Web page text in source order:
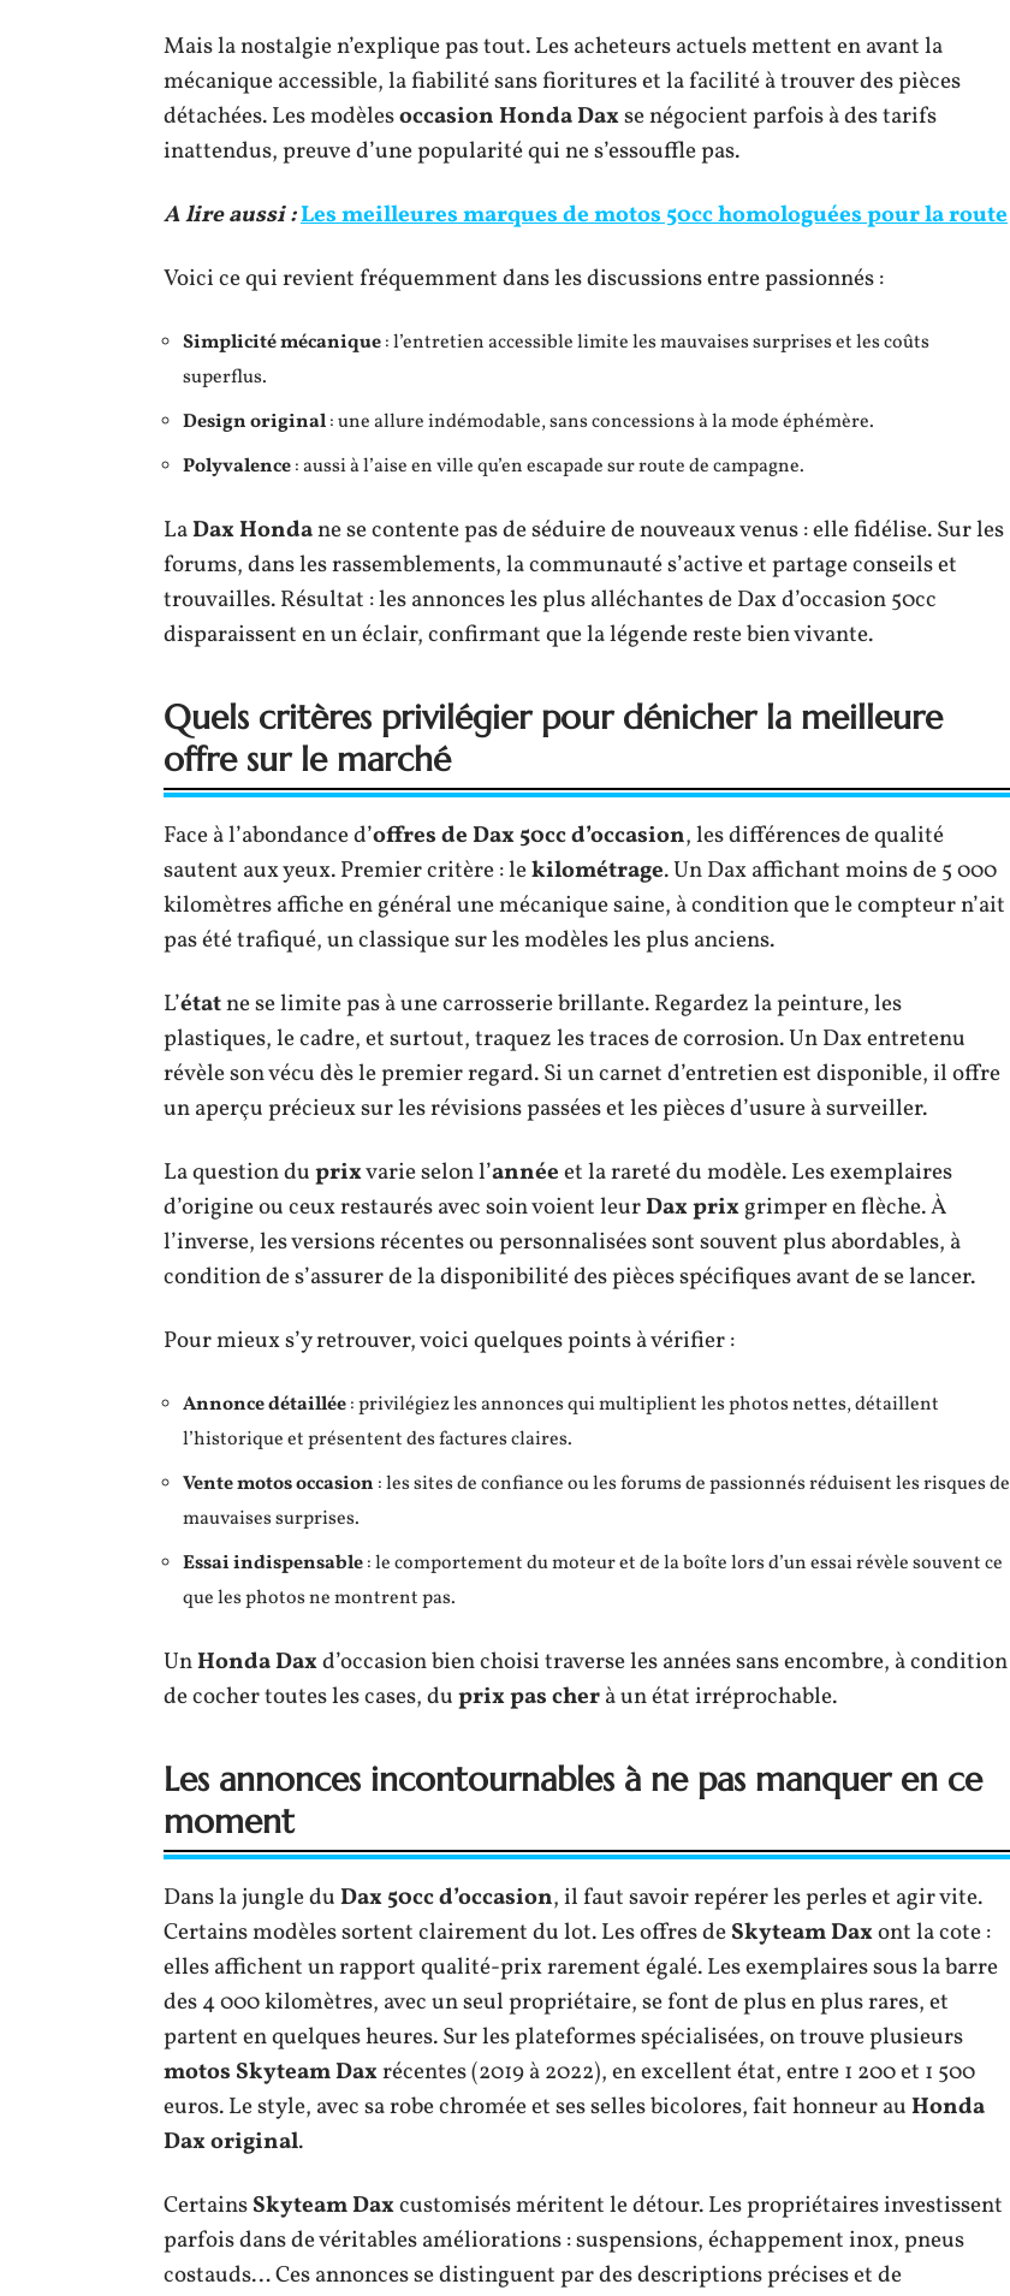
Mais la nostalgie n’explique pas tout. Les acheteurs actuels mettent en avant la
mécanique accessible, la fiabilité sans fioritures et la facilité à trouver des pièces
détachées. Les modèlesoccasion Honda Daxse négocient parfois à des tarifs
inattendus, preuve d’une popularité qui ne s’essouffle pas.
A lire aussi :Les meilleures marques de motos 50cc homologuées pour la route
Voici ce qui revient fréquemment dans les discussions entre passionnés :
Simplicité mécanique: l’entretien accessible limite les mauvaises surprises et les coûts
superflus.
Design original: une allure indémodable, sans concessions à la mode éphémère.
Polyvalence: aussi à l’aise en ville qu’en escapade sur route de campagne.
LaDax Hondane se contente pas de séduire de nouveaux venus : elle fidélise. Sur les
forums, dans les rassemblements, la communauté s’active et partage conseils et
trouvailles. Résultat : les annonces les plus alléchantes de Dax d’occasion 50cc
disparaissent en un éclair, confirmant que la légende reste bien vivante.
Quels critères privilégier pour dénicher la meilleure
offre sur le marché
Face à l’abondance d’offres de Dax 50cc d’occasion, les différences de qualité
sautent aux yeux. Premier critère : lekilométrage. Un Dax affichant moins de 5 000
kilomètres affiche en général une mécanique saine, à condition que le compteur n’ait
pas été trafiqué, un classique sur les modèles les plus anciens.
L’étatne se limite pas à une carrosserie brillante. Regardez la peinture, les
plastiques, le cadre, et surtout, traquez les traces de corrosion. Un Dax entretenu
révèle son vécu dès le premier regard. Si un carnet d’entretien est disponible, il offre
un aperçu précieux sur les révisions passées et les pièces d’usure à surveiller.
La question duprixvarie selon l’annéeet la rareté du modèle. Les exemplaires
d’origine ou ceux restaurés avec soin voient leurDax prixgrimper en flèche. À
l’inverse, les versions récentes ou personnalisées sont souvent plus abordables, à
condition de s’assurer de la disponibilité des pièces spécifiques avant de se lancer.
Pour mieux s’y retrouver, voici quelques points à vérifier :
Annonce détaillée: privilégiez les annonces qui multiplient les photos nettes, détaillent
l’historique et présentent des factures claires.
Vente motos occasion : les sites de confiance ou les forums de passionnés réduisent les risques de
mauvaises surprises.
Essai indispensable: le comportement du moteur et de la boîte lors d’un essai révèle souvent ce
que les photos ne montrent pas.
UnHonda Daxd’occasion bien choisi traverse les années sans encombre, à condition
de cocher toutes les cases, duprix pas cherà un état irréprochable.
Les annonces incontournables à ne pas manquer en ce
moment
Dans la jungle duDax 50cc d’occasion, il faut savoir repérer les perles et agir vite.
Certains modèles sortent clairement du lot. Les offres deSkyteam Daxont la cote :
elles affichent un rapport qualité-prix rarement égalé. Les exemplaires sous la barre
des 4 000 kilomètres, avec un seul propriétaire, se font de plus en plus rares, et
partent en quelques heures. Sur les plateformes spécialisées, on trouve plusieurs
motos Skyteam Daxrécentes (2019 à 2022), en excellent état, entre 1 200 et 1 500
euros. Le style, avec sa robe chromée et ses selles bicolores, fait honneur auHonda
Dax original.
CertainsSkyteam Daxcustomisés méritent le détour. Les propriétaires investissent
parfois dans de véritables améliorations : suspensions, échappement inox, pneus
costauds… Ces annonces se distinguent par des descriptions précises et de